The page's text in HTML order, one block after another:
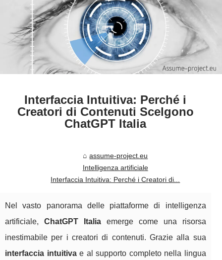
Interfaccia Intuitiva: Perché i
Creatori di Contenuti Scelgono
ChatGPT Italia
assume-project.eu
Intelligenza artificiale
Interfaccia Intuitiva: Perché i Creatori di...
Nel vasto panorama delle piattaforme di intelligenza
artificiale, ChatGPT Italiaemerge come una risorsa
inestimabile per i creatori di contenuti. Grazie alla sua
interfaccia intuitivae al supporto completo nella lingua